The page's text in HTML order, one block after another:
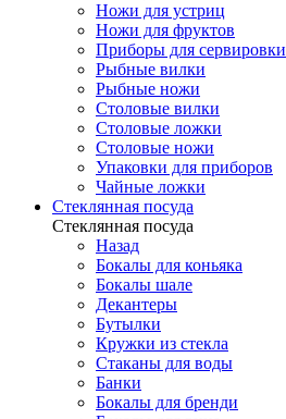
Ножи для устриц
Ножи для фруктов
Приборы для сервировки
Рыбные вилки
Рыбные ножи
Столовые вилки
Столовые ложки
Столовые ножи
Упаковки для приборов
Чайные ложки
Стеклянная посуда
Стеклянная посуда
Назад
Бокалы для коньяка
Бокалы шале
Декантеры
Бутылки
Кружки из стекла
Стаканы для воды
Банки
Бокалы для бренди